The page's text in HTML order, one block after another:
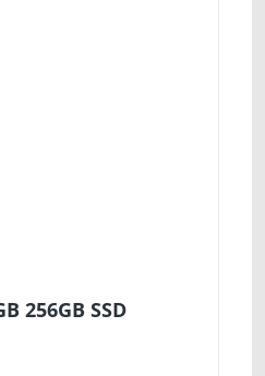
256GB SSD